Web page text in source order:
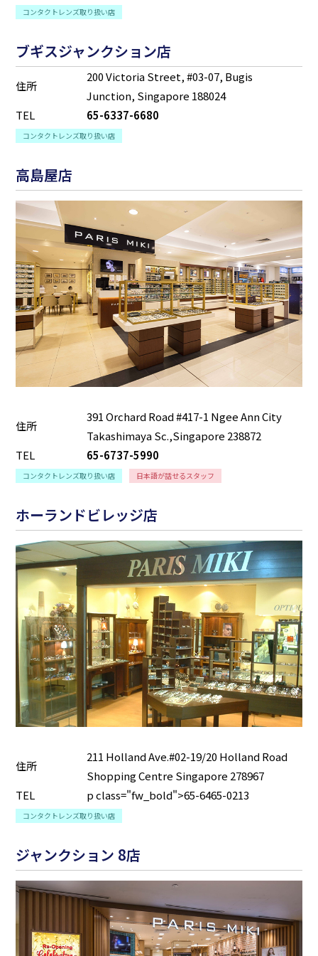
コンタクトレンズ取り扱い店
ブギスジャンクション店
住所
200 Victoria Street, #03-07, Bugis
Junction, Singapore 188024
TEL
65-6337-6680
コンタクトレンズ取り扱い店
高島屋店
住所
391 Orchard Road #417-1 Ngee Ann City
Takashimaya Sc.,Singapore 238872
TEL
65-6737-5990
コンタクトレンズ取り扱い店 日本語が話せるスタッフ
ホーランドビレッジ店
住所
211 Holland Ave.#02-19/20 Holland Road
Shopping Centre Singapore 278967
TEL
p class="fw_bold">65-6465-0213
コンタクトレンズ取り扱い店
ジャンクション 8店